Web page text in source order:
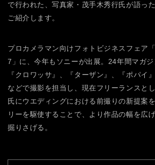
で行われた、写真家・茂手木秀行氏が語っ
ご紹介します。
プロカメラマン向けフォトビジネスフェア
7」に、今年もソニーが出展。24年間マガ
『クロワッサ』、『ターザン』、『ポパイ
などで撮影を担当し、現在フリーランスと
氏にウエディングにおける前撮りの新提案
リーを駆使することで、より作品の幅を広
掘りさげる。